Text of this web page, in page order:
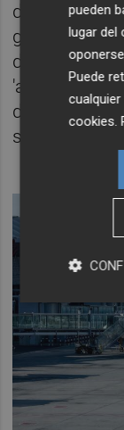
defensa de
garantice el
dentro de
donde se ha
soluciones.
pueden
lugar del
Puede
cookies .